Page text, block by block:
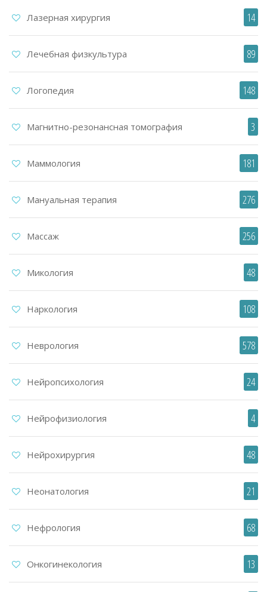
Лазерная хирургия 14
Лечебная физкультура 89
Логопедия 148
Магнитно-резонансная томография 3
Маммология 181
Мануальная терапия 276
Массаж 256
Микология 48
Наркология 108
Неврология 578
Нейропсихология 24
Нейрофизиология 4
Нейрохирургия 48
Неонатология 21
Нефрология 68
Онкогинекология 13